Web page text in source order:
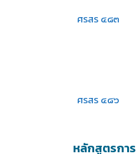
ศรสร ๔๘๓
ศรสร ๔๘๖
หลักสูตรกา